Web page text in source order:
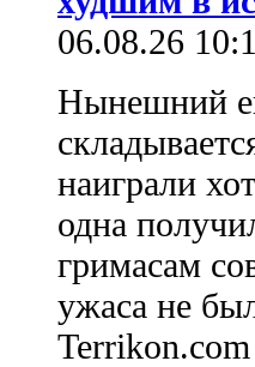
06.08.26
Нынешний
наиграли
одна
гримасам
ужаса не
Terrikon.com